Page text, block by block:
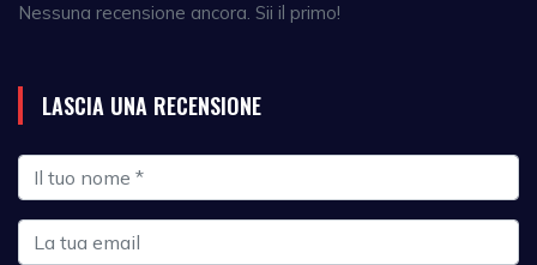
Nessuna recensione ancora. Sii il primo!
LASCIA UNA RECENSIONE